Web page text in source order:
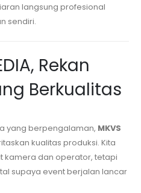
langsung profesional
sendiri.
Rekan
Berkualitas
yang berpengalaman, MKVS
kualitas produksi. Kita
kamera dan operator, tetapi
supaya event berjalan lancar